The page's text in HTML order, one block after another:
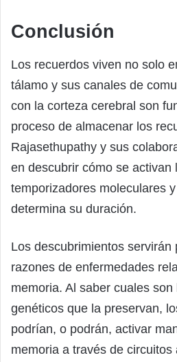
Conclusión
Los recuerdos viven no solo
tálamo y sus canales de
con la corteza cerebral son
proceso de almacenar los
Rajasethupathy y sus
en descubrir cómo se activan
temporizadores moleculares
determina su duración.
Los descubrimientos servirán
razones de enfermedades
memoria. Al saber cuales
genéticos que la preservan,
podrían, o podrán, activar
memoria a través de